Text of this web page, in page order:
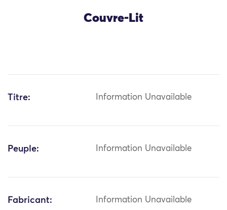
Couvre-Lit
Titre: Information Unavailable
Peuple: Information Unavailable
Fabricant: Information Unavailable